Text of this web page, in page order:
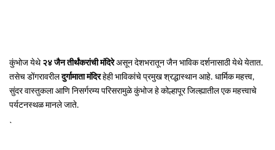
कुंभोज येथे २४ जैन तीर्थंकरांची मंदिरेअसून देशभरातून जैन भाविक दर्शनासाठी येथे येतात.
तसेच डोंगरावरीलदुर्गामाता मंदिरहेही भाविकांचे प्रमुख श्रद्धास्थान आहे. धार्मिक महत्त्व,
सुंदर वास्तुकला आणि निसर्गरम्य परिसरामुळे कुंभोज हे कोल्हापूर जिल्ह्यातील एक महत्त्वाचे
पर्यटनस्थळ मानले जाते.
`